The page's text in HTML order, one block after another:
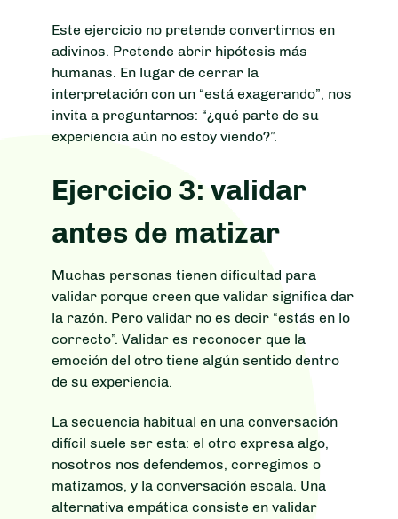
Este ejercicio no pretende convertirnos en
adivinos. Pretende abrir hipótesis más
humanas. En lugar de cerrar la
interpretación con un “está exagerando”, nos
invita a preguntarnos: “¿qué parte de su
experiencia aún no estoy viendo?”.
Ejercicio 3: validar
antes de matizar
Muchas personas tienen dificultad para
validar porque creen que validar significa dar
la razón. Pero validar no es decir “estás en lo
correcto”. Validar es reconocer que la
emoción del otro tiene algún sentido dentro
de su experiencia.
La secuencia habitual en una conversación
difícil suele ser esta: el otro expresa algo,
nosotros nos defendemos, corregimos o
matizamos, y la conversación escala. Una
alternativa empática consiste en validar